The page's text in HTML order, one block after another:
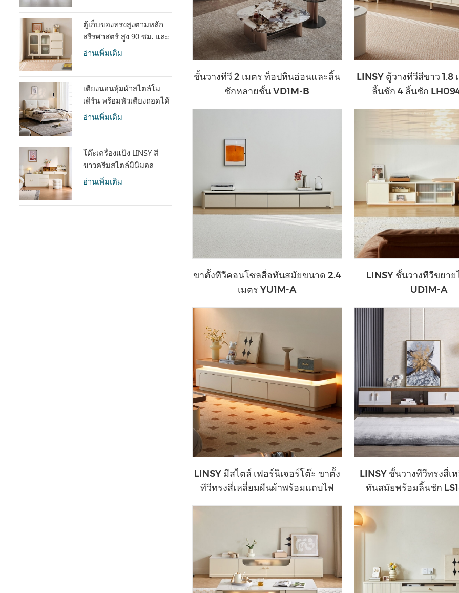
ชั้นวางทีวี 2 เมตร ท็อปหินอ่อนและลิ้น
ชักหลายชั้น VD1M-B
LINSY ตู้วางทีวีสีขาว 1.8
ลิ้นชัก 4 ลิ้นชัก
ขาตั้งทีวีคอนโซลสื่อทันสมัยขนาด 2.4
เมตร YU1M-A
LINSY ชั้นวางทีวีขยา
UD1M-A
LINSY มีสไตล์ เฟอร์นิเจอร์โต๊ะ ขาตั้ง
ทีวีทรงสี่เหลี่ยมผืนผ้าพร้อมแถบไฟ
LINSY ชั้นวางทีวีทรงสี่เ
ทันสมัยพร้อมลิ้นชัก
ตู้เก็บของทรงสูงตามหลัก
สรีรศาสตร์ สูง 90 ซม. และ
มีพื้นที่เก็บของกว้างขวาง
อ่านเพิ่มเติม
เตียงนอนหุ้มผ้าสไตล์โม
เดิร์น พร้อมหัวเตียงถอดได้
รุ่น BC663-A
อ่านเพิ่มเติม
โต๊ะเครื่องแป้ง LINSY สี
ขาวครีมสไตล์มินิมอล
พร้อมตู้เก็บของ รุ่น UD6C-
อ่านเพิ่มเติม